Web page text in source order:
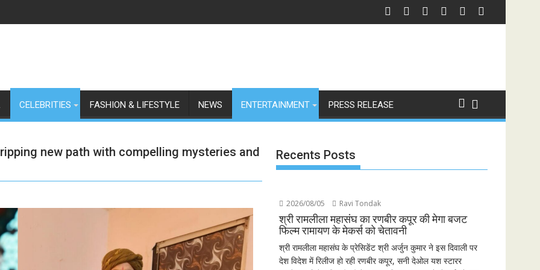
CELEBRITIES FASHION & LIFESTYLE NEWS ENTERTAINMENT PRESS RELEASE
new path with compelling mysteries and
Recents Posts
2026/08/05 Ravi Tondak
श्री रामलीला महासंघ का रणबीर कपूर की मेगा बजट
फिल्म रामायण के मेकर्स को चेतावनी
श्री रामलीला महासंघ के प्रेसिडेंट श्री अर्जुन कुमार ने इस दिवाली पर
देश विदेश में रिलीज हो रही रणबीर कपूर, सनी देओल यश स्टारर